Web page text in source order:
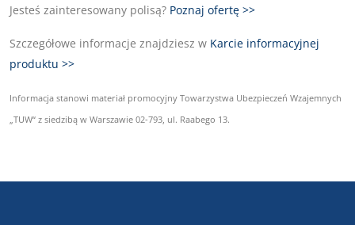
Jesteś zainteresowany polisą? Poznaj ofertę >>
Szczegółowe informacje znajdziesz w Karcie informacyjnej
produktu >>
Informacja stanowi materiał promocyjny Towarzystwa Ubezpieczeń Wzajemnych
„TUW“ z siedzibą w Warszawie 02-793, ul. Raabego 13.